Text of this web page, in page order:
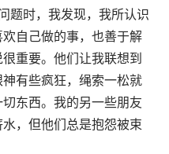
题时，我发现，我所认识
自己做的事，也善于解
重要。他们让我联想到
有些疯狂，绳索一松就
东西。我的另一些朋友
，但他们总是抱怨被束